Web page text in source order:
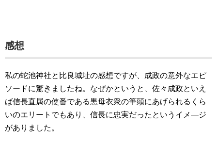
感想
私の蛇池神社と比良城址の感想ですが、成政の意外なエピ
ソードに驚きましたね。なぜかというと、佐々成政といえ
ば信長直属の使番である黒母衣衆の筆頭にあげられるくら
いのエリートでもあり、信長に忠実だったというイメ―ジ
がありました。